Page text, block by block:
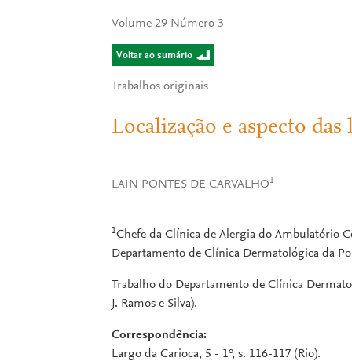
Volume 29 Número 3
Voltar ao sumário
Trabalhos originais
Localização e aspecto
LAIN PONTES DE CARVALHO1
1Chefe da Clínica de Alergia do Ambulatório
Departamento de Clínica Dermatológica da
Trabalho do Departamento de Clínica
J. Ramos e Silva).
Correspondência:
Largo da Carioca, 5 - 1º, s. 116-117 (Rio).